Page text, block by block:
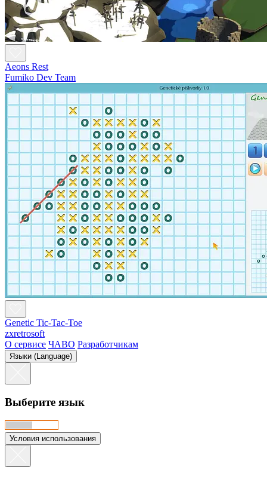
Aeons Rest
Fumiko Dev Team
Genetic Tic-Tac-Toe
zxretrosoft
О сервисе ЧАВО Разработчикам
Языки (Language)
Выберите язык
Условия использования